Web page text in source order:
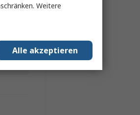
Weitere
Alle akzeptieren